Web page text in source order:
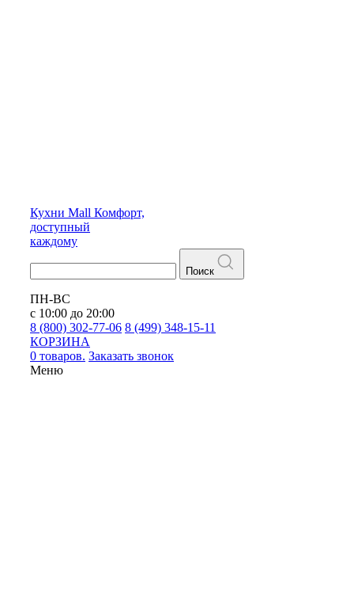
Кухни Mall Комфорт,
доступный
каждому
Поиск
ПН-ВС
с 10:00 до 20:00
8 (800) 302-77-06 8 (499) 348-15-11
КОРЗИНА
0 товаров. Заказать звонок
Меню